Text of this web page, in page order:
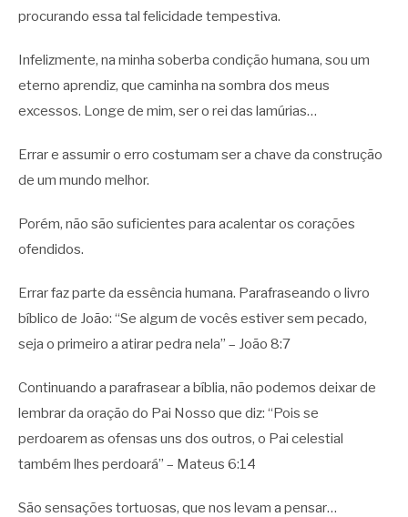
procurando essa tal felicidade tempestiva.
Infelizmente, na minha soberba condição humana, sou um
eterno aprendiz, que caminha na sombra dos meus
excessos. Longe de mim, ser o rei das lamúrias…
Errar e assumir o erro costumam ser a chave da construção
de um mundo melhor.
Porém, não são suficientes para acalentar os corações
ofendidos.
Errar faz parte da essência humana. Parafraseando o livro
bíblico de João: “Se algum de vocês estiver sem pecado,
seja o primeiro a atirar pedra nela” – João 8:7
Continuando a parafrasear a bíblia, não podemos deixar de
lembrar da oração do Pai Nosso que diz: “Pois se
perdoarem as ofensas uns dos outros, o Pai celestial
também lhes perdoará” – Mateus 6:14
São sensações tortuosas, que nos levam a pensar…